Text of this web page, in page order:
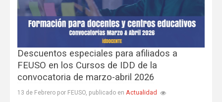
Descuentos especiales para afiliados a
FEUSO en los Cursos de IDD de la
convocatoria de marzo-abril 2026
13 de Febrero por FEUSO, publicado en Actualidad